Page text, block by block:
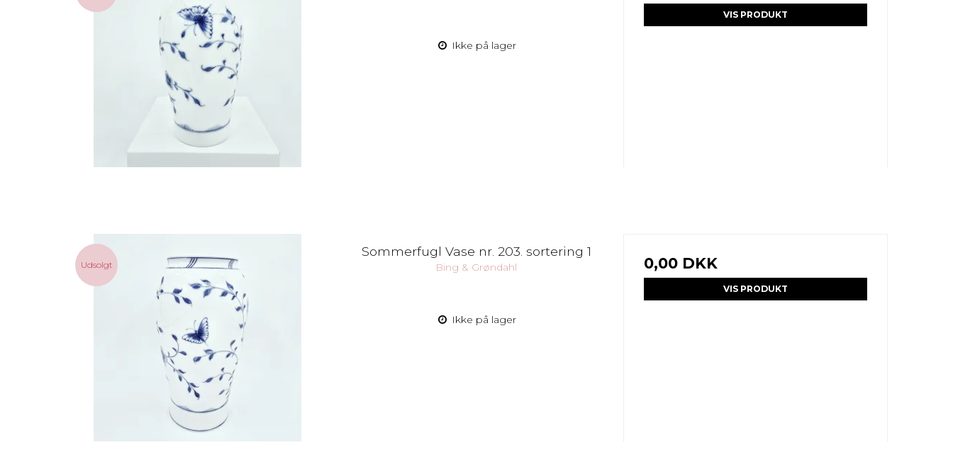
Ikke på lager
VIS PRODUKT
Udsolgt
Sommerfugl Vase nr. 203. sortering 1
Bing & Grøndahl
Ikke på lager
0,00 DKK
VIS PRODUKT